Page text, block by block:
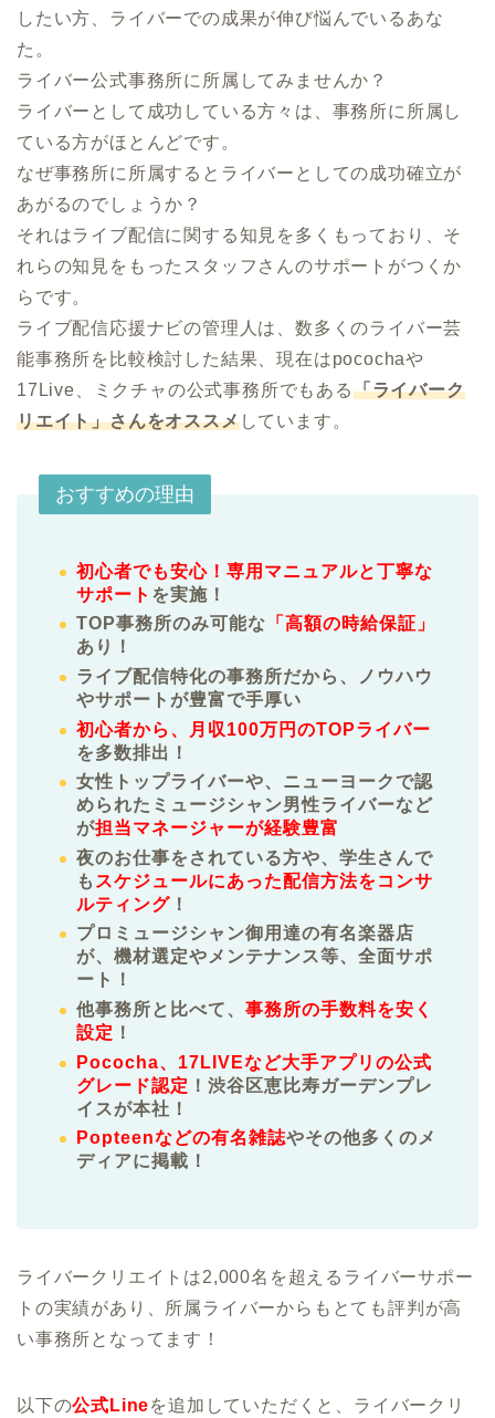
したい方、ライバーでの成果が伸び悩んでいるあな
た。
ライバー公式事務所に所属してみませんか？
ライバーとして成功している方々は、事務所に所属し
ている方がほとんどです。
なぜ事務所に所属するとライバーとしての成功確立が
あがるのでしょうか？
それはライブ配信に関する知見を多くもっており、そ
れらの知見をもったスタッフさんのサポートがつくか
らです。
ライブ配信応援ナビの管理人は、数多くのライバー芸
能事務所を比較検討した結果、現在はpocochaや
17Live、ミクチャの公式事務所でもある「ライバーク
リエイト」さんをオススメしています。
おすすめの理由
初心者でも安心！専用マニュアルと丁寧な
サポート を実施！
TOP事務所のみ可能な 「高額の時給保証」
あり！
ライブ配信特化の事務所だから、ノウハウ
やサポートが豊富で手厚い
初心者から、月収100万円のTOPライバー
を多数排出！
女性トップライバーや、ニューヨークで認
められたミュージシャン男性ライバーなど
が担当マネージャーが経験豊富
夜のお仕事をされている方や、学生さんで
も スケジュールにあった配信方法をコンサ
ルティング ！
プロミュージシャン御用達の有名楽器店
が、機材選定やメンテナンス等、全面サポ
ート！
他事務所と比べて、 事務所の手数料を安く
設定 ！
Pococha、17LIVEなど大手アプリの公式
グレード認定 ！渋谷区恵比寿ガーデンプレ
イスが本社！
Popteenなどの有名雑誌やその他多くのメ
ディアに掲載！
ライバークリエイトは2,000名を超えるライバーサポー
トの実績があり、所属ライバーからもとても評判が高
い事務所となってます！
以下の公式Lineを追加していただくと、ライバークリ